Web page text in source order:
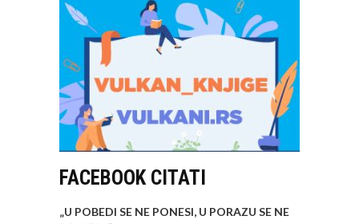
FACEBOOK CITATI
„U POBEDI SE NE PONESI, U PORAZU SE NE